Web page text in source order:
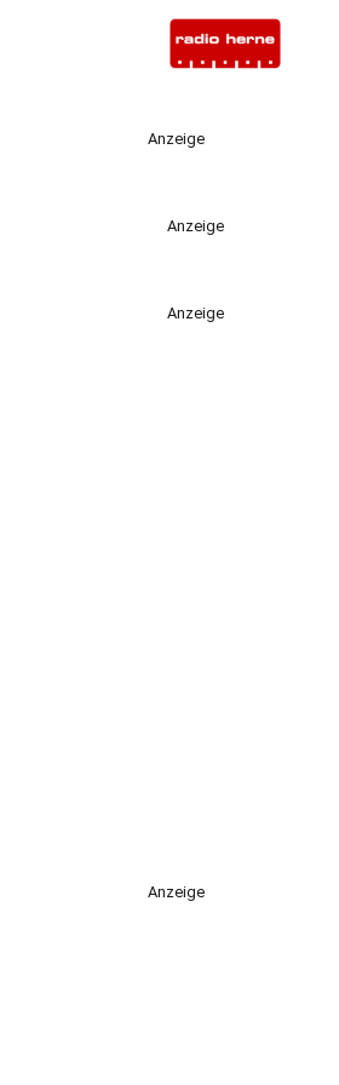
Anzeige
Anzeige
Anzeige
Anzeige